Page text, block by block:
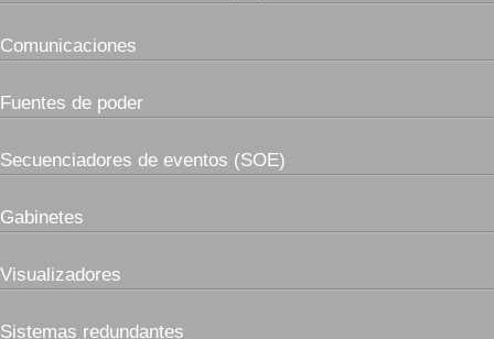
Comunicaciones
Fuentes de poder
Secuenciadores de eventos (SOE)
Gabinetes
Visualizadores
Sistemas redundantes